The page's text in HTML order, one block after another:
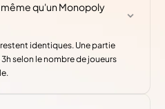
qu'un Monopoly
identiques. Une partie
selon le nombre de joueurs